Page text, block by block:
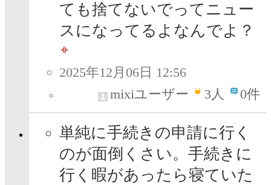
ても捨てないでってニュー
スになってるよなんでよ？
2025年12月06日 12:56
mixiユーザー
3人 0件
単純に手続きの申請に行く
のが面倒くさい。手続きに
行く暇があったら寝ていた